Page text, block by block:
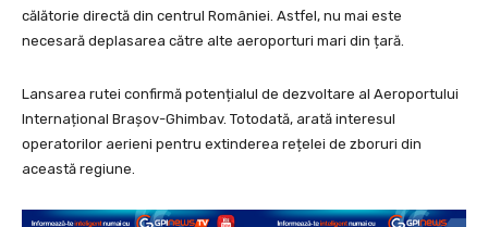
călătorie directă din centrul României. Astfel, nu mai este
necesară deplasarea către alte aeroporturi mari din țară.
Lansarea rutei confirmă potențialul de dezvoltare al Aeroportului
Internațional Brașov-Ghimbav. Totodată, arată interesul
operatorilor aerieni pentru extinderea rețelei de zboruri din
această regiune.